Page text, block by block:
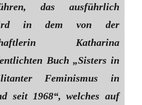
das ausführlich
in dem von der
Katharina
Buch „Sisters in
Feminismus in
seit 1968“, welches auf